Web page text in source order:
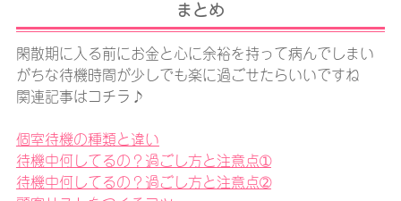
まとめ
閑散期に入る前にお金と心に余裕を持って病んでしまい
がちな待機時間が少しでも楽に過ごせたらいいですね
関連記事はコチラ♪
個室待機の種類と違い
待機中何してるの？過ごし方と注意点➀
待機中何してるの？過ごし方と注意点➁